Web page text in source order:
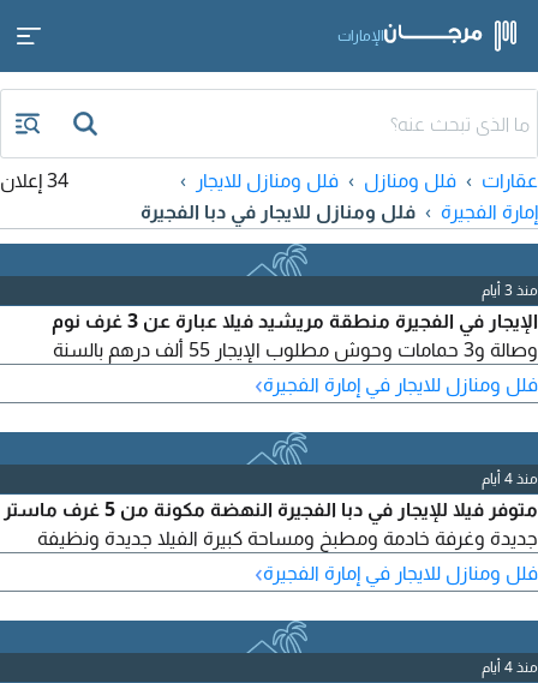
الإمارات
عقارات فلل ومنازل
فلل ومنازل للايجار
إمارة الفجيرة
فلل ومنازل للايجار في دبا الفجيرة
34 إعلان
منذ 3 أيام
الإيجار في الفجيرة منطقة مريشيد فيلا عبارة عن 3 غرف نوم
وصالة و3 حمامات وحوش مطلوب الإيجار 55 ألف درهم بالسنة
فلل ومنازل للايجار في إمارة الفجيرة›
منذ 4 أيام
متوفر فيلا للإيجار في دبا الفجيرة النهضة مكونة من 5 غرف ماستر
جديدة وغرفة خادمة ومطبخ ومساحة كبيرة الفيلا جديدة ونظيفة
فلل ومنازل للايجار في إمارة الفجيرة›
منذ 4 أيام